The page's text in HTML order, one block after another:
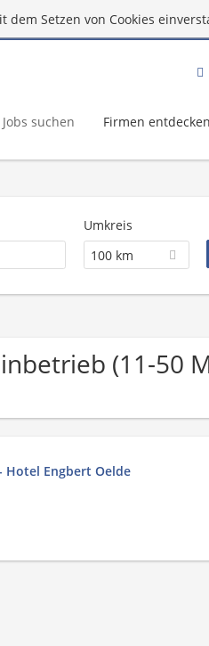
Setzen von Cookies
Jobs suchen Firmen entdecken
Umkreis
100 km
(11-50
Hotel Engbert Oelde